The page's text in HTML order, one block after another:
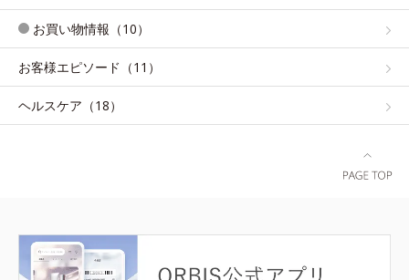
お買い物情報（10）
お客様エピソード（11）
ヘルスケア（18）